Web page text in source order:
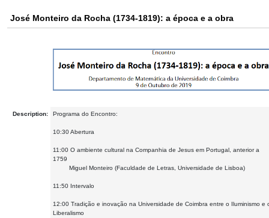
José Monteiro da Rocha (1734-1819): a época e a obra
Description: Programa do Encontro:
10:30 Abertura
11:00 O ambiente cultural na Companhia de Jesus em Portugal, anterior a
1759
Miguel Monteiro (Faculdade de Letras, Universidade de Lisboa)
11:50 Intervalo
12:00 Tradição e inovação na Universidade de Coimbra entre o Iluminismo e
Liberalismo